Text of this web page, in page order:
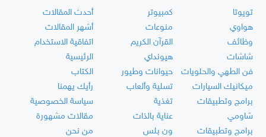
تويوتا
كمبيوتر
هواوي
منوعات
وظائف
القرآن الكريم
شاشات
هيونداي
فن الطهي والحلويات
حيوانات وطيور
ميكانيك السيارات
تسلية وألعاب
برامج وتطبيقات
تغذية
شاومي
عناية بالذات
برامج وتطبيقات
ون بلس
أحدث المقالات
أشهر المقالات
اتفاقية الاستخدام
الرئيسية
الكتاب
رأيك يهمنا
سياسة الخصوصية
مقالات مشهورة
من نحن